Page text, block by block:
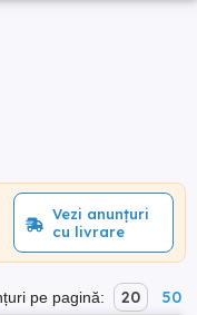
Vezi anunțuri
cu livrare
pe pagină: 20 50